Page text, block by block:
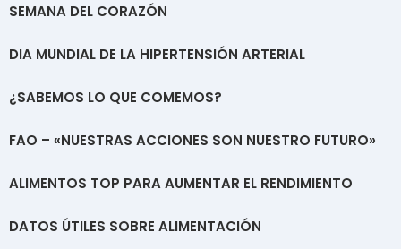
SEMANA DEL CORAZÓN
DIA MUNDIAL DE LA HIPERTENSIÓN ARTERIAL
¿SABEMOS LO QUE COMEMOS?
FAO – «NUESTRAS ACCIONES SON NUESTRO FUTURO»
ALIMENTOS TOP PARA AUMENTAR EL RENDIMIENTO
DATOS ÚTILES SOBRE ALIMENTACIÓN